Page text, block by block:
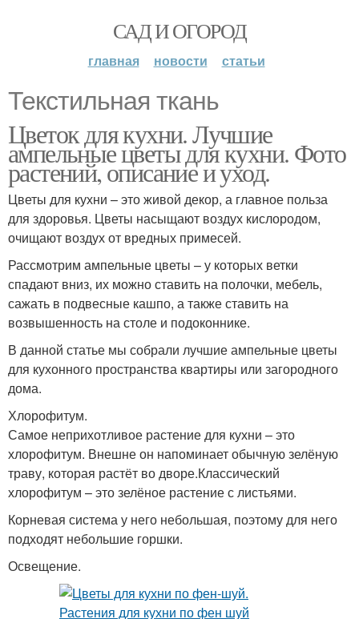
САД И ОГОРОД
главная новости статьи
Текстильная ткань
Цветок для кухни. Лучшие
ампельные цветы для кухни. Фото
растений, описание и уход.
Цветы для кухни – это живой декор, а главное польза
для здоровья. Цветы насыщают воздух кислородом,
очищают воздух от вредных примесей.
Рассмотрим ампельные цветы – у которых ветки
спадают вниз, их можно ставить на полочки, мебель,
сажать в подвесные кашпо, а также ставить на
возвышенность на столе и подоконнике.
В данной статье мы собрали лучшие ампельные цветы
для кухонного пространства квартиры или загородного
дома.
Хлорофитум.
Самое неприхотливое растение для кухни – это
хлорофитум. Внешне он напоминает обычную зелёную
траву, которая растёт во дворе.Классический
хлорофитум – это зелёное растение с листьями.
Корневая система у него небольшая, поэтому для него
подходят небольшие горшки.
Освещение.